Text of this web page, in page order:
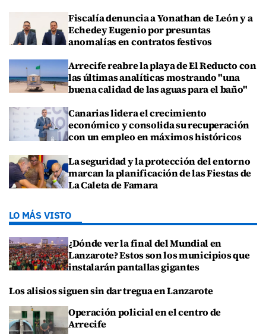
Fiscalía denuncia a Yonathan de León y a
Echedey Eugenio por presuntas
anomalías en contratos festivos
Arrecife reabre la playa de El Reducto con
las últimas analíticas mostrando "una
buena calidad de las aguas para el baño"
Canarias lidera el crecimiento
económico y consolida su recuperación
con un empleo en máximos históricos
La seguridad y la protección del entorno
marcan la planificación de las Fiestas de
La Caleta de Famara
LO MÁS VISTO
¿Dónde ver la final del Mundial en
Lanzarote? Estos son los municipios que
instalarán pantallas gigantes
Los alisios siguen sin dar tregua en Lanzarote
Operación policial en el centro de
Arrecife